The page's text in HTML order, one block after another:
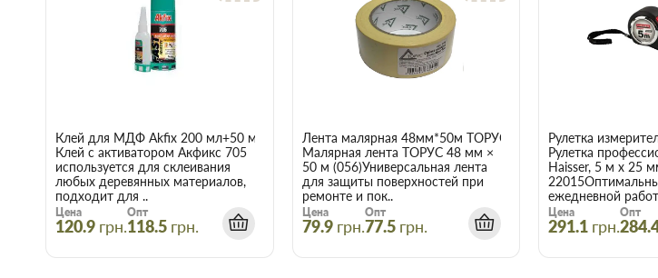
Клей для МДФ Akfix 200 мл+50 мл
Клей с активатором Акфикс 705
используется для склеивания
любых деревянных материалов,
подходит для ..
Цена
120.9 грн.
Опт
118.5 грн.
Лента малярная 48мм*50м ТОРУС 056
Малярная лента ТОРУС 48 мм ×
50 м (056)Универсальная лента
для защиты поверхностей при
ремонте и пок..
Цена
79.9 грн.
Опт
77.5 грн.
Рулетка
Рулетка
Haisser, 5 м x 25
ежедневной
Цена
291.1 грн.
Опт